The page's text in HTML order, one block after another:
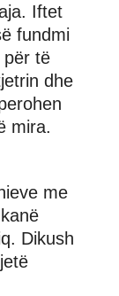
Iftet
fundmi
për të
dhe
mira.
me
Dikush